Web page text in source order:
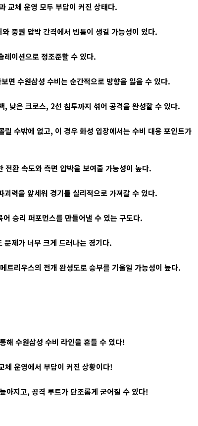
교체 운영 모두 부담이 커진 상태다.
중원 압박 간격에서 빈틈이 생길 가능성이 있다.
레이션으로 정조준할 수 있다.
면 수원삼성 수비는 순간적으로 방향을 잃을 수 있다.
, 낮은 크로스, 2선 침투까지 섞어 공격을 완성할 수 있다.
수밖에 없고, 이 경우 화성 입장에서는 수비 대응 포인트가
전환 속도와 측면 압박을 보여줄 가능성이 높다.
력을 앞세워 경기를 실리적으로 가져갈 수 있다.
승리 퍼포먼스를 만들어낼 수 있는 구도다.
문제가 너무 크게 드러나는 경기다.
트리우스의 전개 완성도로 승부를 기울일 가능성이 높다.
해 수원삼성 수비 라인을 흔들 수 있다!
체 운영에서 부담이 커진 상황이다!
아지고, 공격 루트가 단조롭게 굳어질 수 있다!